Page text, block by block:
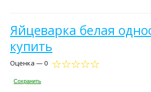
Яйцеварка белая
купить
Оценка — 0
Сохранить